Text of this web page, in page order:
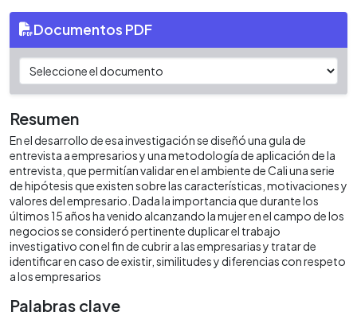
Documentos PDF
Resumen
En el desarrollo de esa investigación se diseñó una gula de
entrevista a empresarios y una metodología de aplicación de la
entrevista, que permitían validar en el ambiente de Cali una serie
de hipótesis que existen sobre las características, motivaciones y
valores del empresario. Dada la importancia que durante los
últimos 15 años ha venido alcanzando la mujer en el campo de los
negocios se consideró pertinente duplicar el trabajo
investigativo con el fin de cubrir a las empresarias y tratar de
identificar en caso de existir, similitudes y diferencias con respeto
a los empresarios
Palabras clave